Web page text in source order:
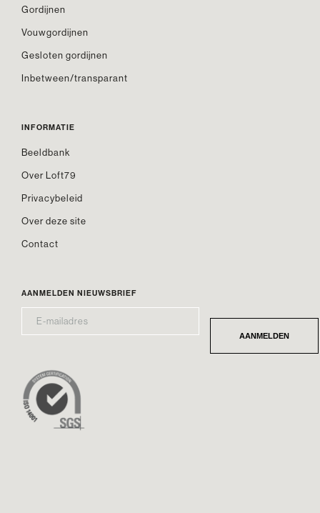
Gordijnen
Vouwgordijnen
Gesloten gordijnen
Inbetween/transparant
INFORMATIE
Beeldbank
Over Loft79
Privacybeleid
Over deze site
Contact
AANMELDEN NIEUWSBRIEF
MAILADRES* AANMELDEN